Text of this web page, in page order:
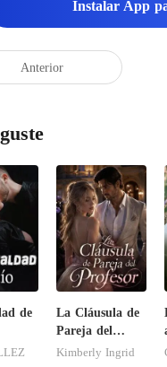
Instalar App
Anterior
de
La Cláusula de
Pareja del
Profesor
Kimberly Ingrid